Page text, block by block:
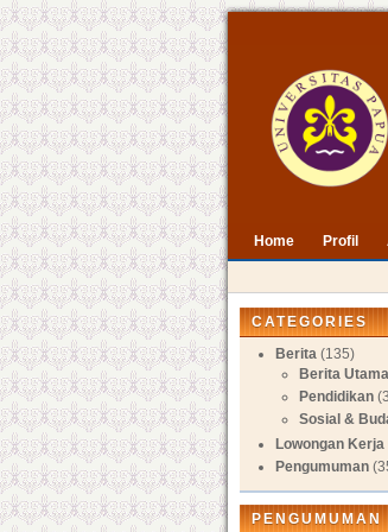
Home Profil
CATEGORIES
Berita (135)
Berita Utama
Pendidikan
Sosial &
Lowongan Kerja
Pengumuman
PENGUMUMAN